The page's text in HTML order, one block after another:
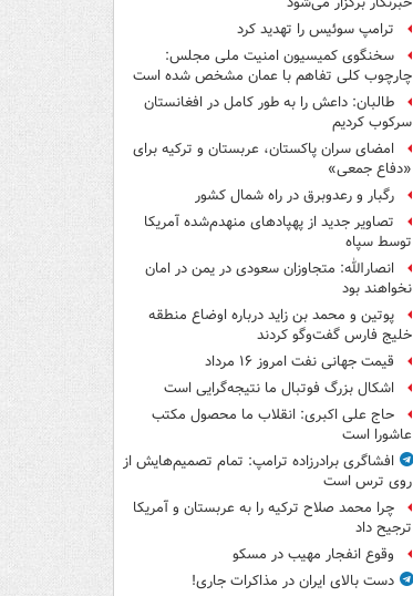
ترامپ سوئیس را تهدید کرد
سخنگوی کمیسیون امنیت ملی مجلس:
چارچوب کلی تفاهم با عمان مشخص شده است
طالبان: داعش را به طور کامل در افغانستان
سرکوب کردیم
امضای سران پاکستان، عربستان و ترکیه برای
«دفاع جمعی»
رگبار و رعدوبرق در راه شمال کشور
تصاویر جدید از پهپادهای منهدم‌شده آمریکا
توسط سپاه
انصارالله: متجاوزان سعودی در یمن در امان
نخواهند بود
پوتین و محمد بن زاید درباره اوضاع منطقه
خلیج فارس گفت‌وگو کردند
قیمت جهانی نفت امروز ۱۶ مرداد
اشکال بزرگ فوتبال ما نتیجه‌گرایی است
حاج علی اکبری: انقلاب ما محصول مکتب
عاشورا است
افشاگری برادرزاده ترامپ: تمام تصمیم‌هایش از
روی ترس است
چرا محمد صلاح ترکیه را به عربستان و آمریکا
ترجیح داد
وقوع انفجار مهیب در مسکو
دست بالای ایران در مذاکرات جاری!